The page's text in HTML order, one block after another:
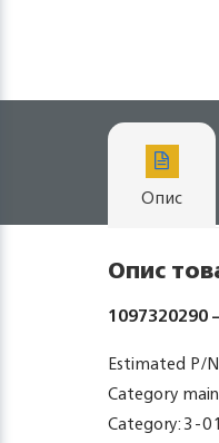
Опис
Опис
1097320290
Estimated P/
Category
Category: 3-